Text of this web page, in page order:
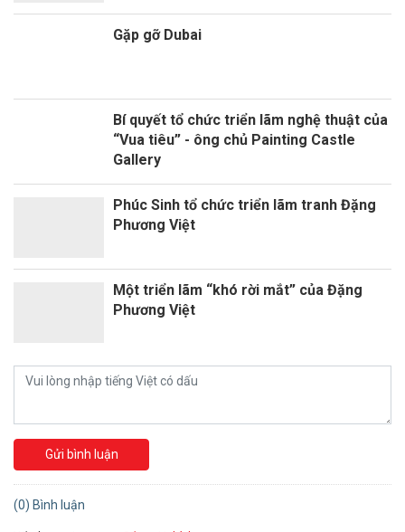
Gặp gỡ Dubai
Bí quyết tổ chức triển lãm nghệ thuật của
“Vua tiêu” - ông chủ Painting Castle
Gallery
Phúc Sinh tổ chức triển lãm tranh Đặng
Phương Việt
Một triển lãm “khó rời mắt” của Đặng
Phương Việt
Gửi bình luận
(0) Bình luận